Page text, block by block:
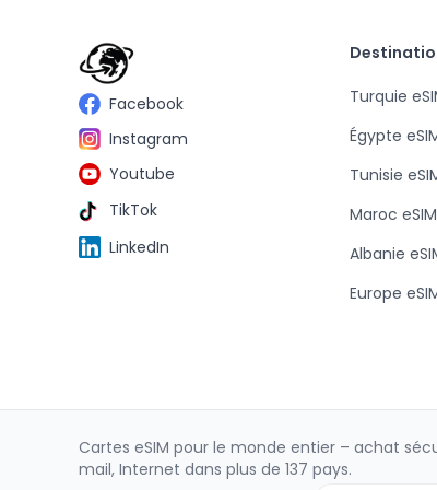
Facebook
Instagram
Youtube
TikTok
LinkedIn
Turquie
Égypte
Tunisie
Maroc eSIM
Albanie
Europe
Cartes eSIM pour le monde entier – achat
mail, Internet dans plus de 137 pays.